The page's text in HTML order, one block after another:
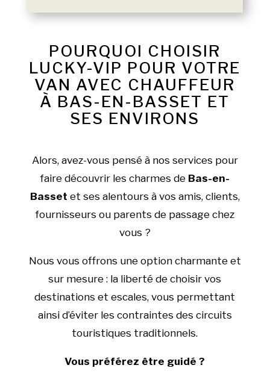
POURQUOI CHOISIR
LUCKY-VIP POUR VOTRE
VAN AVEC CHAUFFEUR
À BAS-EN-BASSET ET
SES ENVIRONS
Alors, avez-vous pensé à nos services pour
faire découvrir les charmes de Bas-en-
Basset et ses alentours à vos amis, clients,
fournisseurs ou parents de passage chez
vous ?
Nous vous offrons une option charmante et
sur mesure : la liberté de choisir vos
destinations et escales, vous permettant
ainsi d’éviter les contraintes des circuits
touristiques traditionnels.
Vous préférez être guidé ?